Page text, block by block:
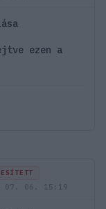
ezen a
07. 06. 15:19